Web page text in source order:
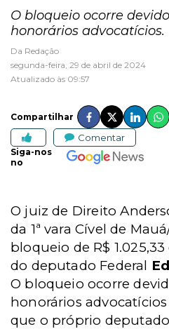
O bloqueio ocorre
honorários advocatícios.
Da Redação
segunda-feira, 29 de abril de 2024
Atualizado às 09:57
Compartilhar
Comentar
Siga-nos
no
O juiz de Direito
da 1ª vara Cível de
bloqueio de R$
do deputado Federal
O bloqueio ocorre
honorários
que o próprio